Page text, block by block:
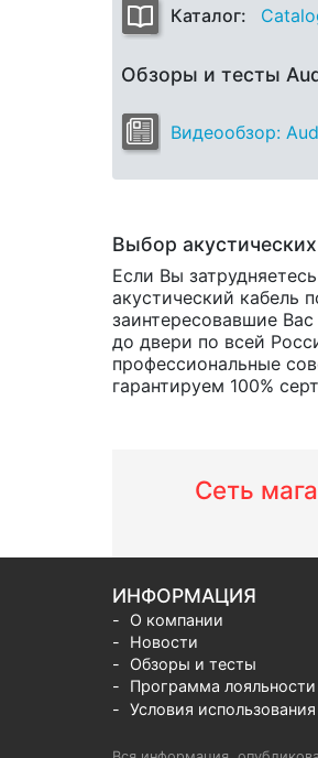
Каталог:
Обзоры и тесты
Видеообзор:
Выбор
Если Вы
акустический кабель
заинтересовавшие
до двери по всей
профессиональные
гарантируем 100%
Сеть
ИНФОРМАЦИЯ
О компании
Новости
Обзоры и тесты
Программа лояльности
Условия использования